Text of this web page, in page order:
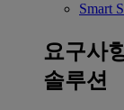
Smart
요구사
솔루션